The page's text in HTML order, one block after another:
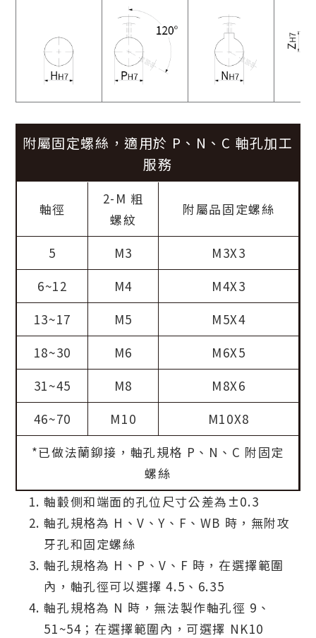
附屬固定螺絲，適用於 P、N、C 軸孔加工
服務
軸徑
2-M 粗
螺紋
附屬品固定螺絲
5 M3
M3X3
6~12
M4
M4X3
13~17
M5
M5X4
18~30
M6
M6X5
31~45
M8
M8X6
46~70
M10
M10X8
*已做法蘭鉚接，軸孔規格 P、N、C 附固定
螺絲
軸轂側和端面的孔位尺寸公差為±0.3
軸孔規格為 H、V、Y、F、WB 時，無附攻
牙孔和固定螺絲
軸孔規格為 H、P、V、F 時，在選擇範圍
內，軸孔徑可以選擇 4.5、6.35
軸孔規格為 N 時，無法製作軸孔徑 9、
51~54；在選擇範圍內，可選擇 NK10